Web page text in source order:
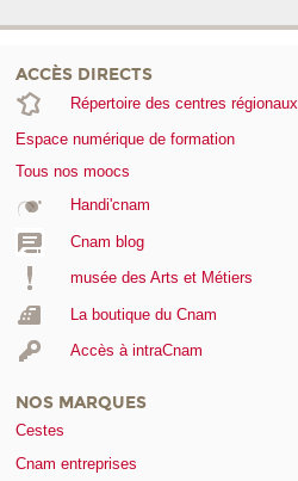
ACCÈS DIRECTS
Répertoire des centres régionaux
Espace numérique de formation
Tous nos moocs
Handi'cnam
Cnam blog
musée des Arts et Métiers
La boutique du Cnam
Accès à intraCnam
NOS MARQUES
Cestes
Cnam entreprises